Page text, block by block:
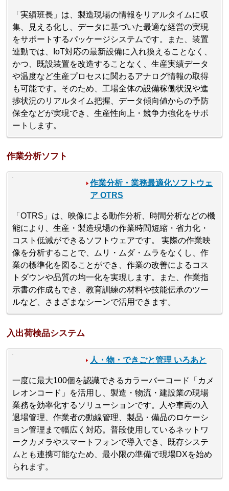
「実績班長」は、製造現場の情報をリアルタイムに収
集、見える化し、データに基づいた最適な経営の実現
をサポートするパッケージシステムです。また、装置
連動では、IoT対応の最新設備に入れ換えることなく、
かつ、既設装置を改造することなく、生産実績データ
や温度など生産プロセスに関わるアナログ情報の取得
も可能です。そのため、工場全体の設備稼働状況や進
捗状況のリアルタイム把握、データ傾向値からの予防
保全などが実現でき、生産性向上・競争力強化をサポ
ートします。
作業分析ソフト
作業分析・業務最適化ソフトウェ
ア OTRS
「OTRS」は、映像による動作分析、時間分析などの機
能により、生産・製造現場の作業時間短縮・省力化・
コスト低減ができるソフトウェアです。 実際の作業映
像を分析することで、ムリ・ムダ・ムラをなくし、作
業の標準化を図ることができ、作業の改善によるコス
トダウンや品質の均一化を実現します。また、作業指
示書の作成もでき、教育訓練の材料や技能伝承のツー
ルなど、さまざまなシーンで活用できます。
入出荷検品システム
人・物・できごと管理 いろあと
一度に最大100個を認識できるカラーバーコード「カメ
レオンコード」を活用し、製造・物流・建設業の現場
業務を効率化するソリューションです。人や車両の入
退場管理、作業者の動線管理、製品・備品のロケーシ
ョン管理まで幅広く対応。普段使用しているネットワ
ークカメラやスマートフォンで導入でき、既存システ
ムとも連携可能なため、最小限の準備で現場DXを始め
られます。